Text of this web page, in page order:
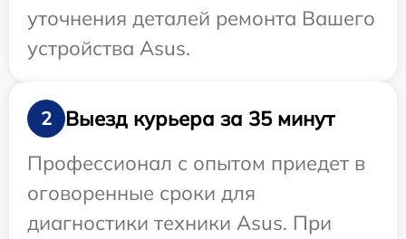
уточнения деталей ремонта Вашего
устройства Asus.
2
Выезд курьера за 35 минут
Профессионал с опытом приедет в
оговоренные сроки для
диагностики техники Asus. При